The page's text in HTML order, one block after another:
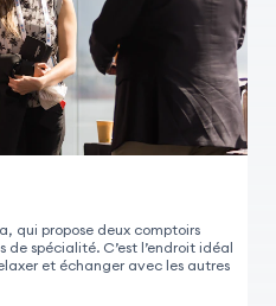
qui propose deux comptoirs
de spécialité. C’est l’endroit idéal
et échanger avec les autres